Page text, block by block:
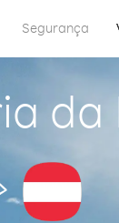
Segurança
da